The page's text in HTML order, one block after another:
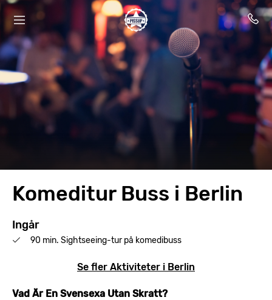
Komeditur Buss i Berlin
Ingår
90 min. Sightseeing-tur på komedibuss
Se fler Aktiviteter i Berlin
Vad Är En Svensexa Utan Skratt?